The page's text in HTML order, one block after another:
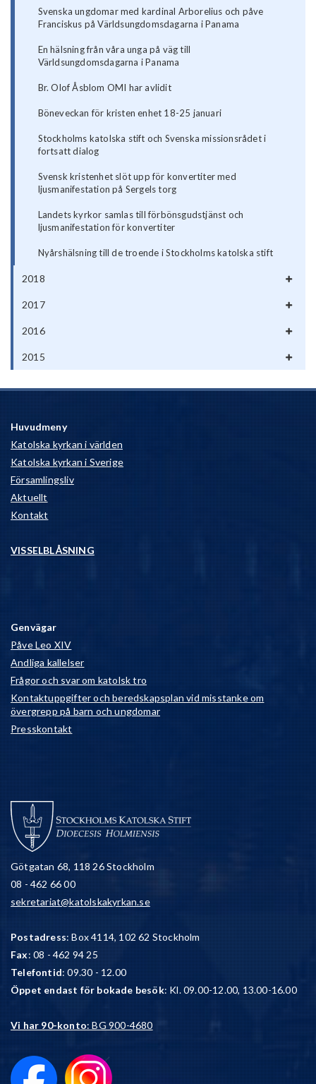
Svenska ungdomar med kardinal Arborelius och påve
Franciskus på Världsungdomsdagarna i Panama
En hälsning från våra unga på väg till
Världsungdomsdagarna i Panama
Br. Olof Åsblom OMI har avlidit
Böneveckan för kristen enhet 18-25 januari
Stockholms katolska stift och Svenska missionsrådet i
fortsatt dialog
Svensk kristenhet slöt upp för konvertiter med
ljusmanifestation på Sergels torg
Landets kyrkor samlas till förbönsgudstjänst och
ljusmanifestation för konvertiter
Nyårshälsning till de troende i Stockholms katolska stift
2018
2017
2016
2015
Huvudmeny
Katolska kyrkan i världen
Katolska kyrkan i Sverige
Församlingsliv
Aktuellt
Kontakt
VISSELBLÅSNING
Genvägar
Påve Leo XIV
Andliga kallelser
Frågor och svar om katolsk tro
Kontaktuppgifter och beredskapsplan vid misstanke om
övergrepp på barn och ungdomar
Presskontakt
Götgatan 68, 118 26 Stockholm
08 - 462 66 00
sekretariat@katolskakyrkan.se
Postadress: Box 4114, 102 62 Stockholm
Fax: 08 - 462 94 25
Telefontid: 09.30 - 12.00
Öppet endast för bokade besök: Kl. 09.00-12.00, 13.00-16.00
Vi har 90-konto: BG 900-4680